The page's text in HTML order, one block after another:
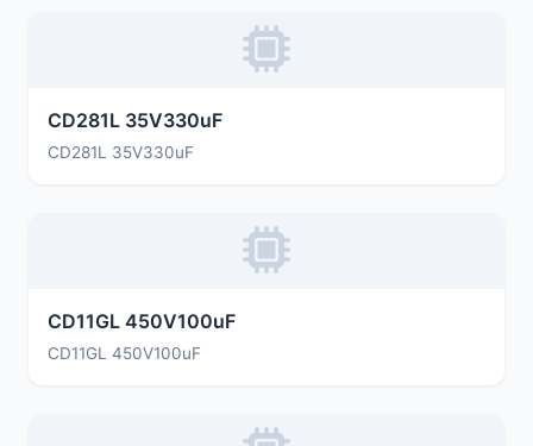
CD281L 35V330uF
CD281L 35V330uF
CD11GL 450V100uF
CD11GL 450V100uF